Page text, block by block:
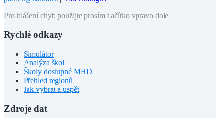
Pro hlášení chyb použijte prosím tlačítko vpravo dole
Rychlé odkazy
Simulátor
Analýza škol
Školy dostupné MHD
Přehled regionů
Jak vybrat a uspět
Zdroje dat